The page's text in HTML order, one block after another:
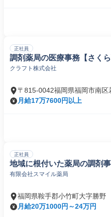
正社員
調剤薬局の医療事務【さく
クラフト株式会社
〒815-0042福岡県福岡市南区
月給17万7600円以上
正社員
地域に根付いた薬局の調剤
有限会社スマイル薬局
福岡県鞍手郡小竹町大字勝野
月給20万1000円～24万円